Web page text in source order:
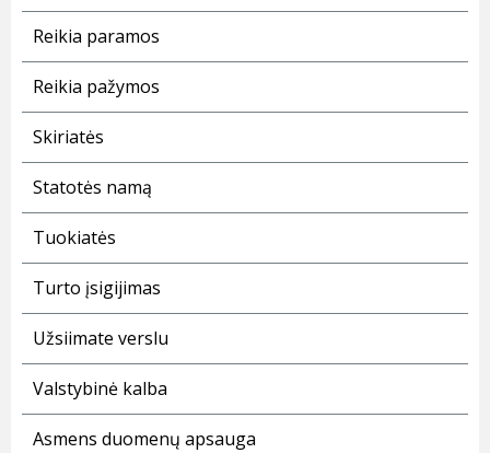
Reikia paramos
Reikia pažymos
Skiriatės
Statotės namą
Tuokiatės
Turto įsigijimas
Užsiimate verslu
Valstybinė kalba
Asmens duomenų apsauga